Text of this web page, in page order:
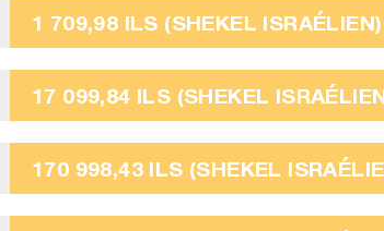
1 709,98 ILS (SHEKEL ISRAÉLIEN)
17 099,84 ILS (SHEKEL
170 998,43 ILS (SHEKEL